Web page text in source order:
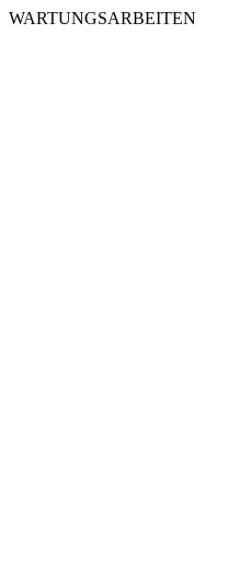
WARTUNGSARBEITEN